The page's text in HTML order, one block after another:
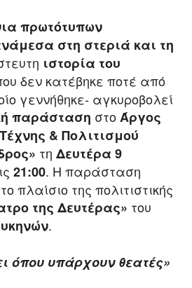
πρωτότυπων
στη στεριά και τη
ιστορία του
δεν κατέβηκε ποτέ από
γεννήθηκε- αγκυροβολεί
παράσταση στοΆργος
& Πολιτισμού
τη Δευτέρα 9
21:00. Η παράσταση
πλαίσιο της πολιτιστικής
της Δευτέρας» του
.
όπου υπάρχουν θεατές»